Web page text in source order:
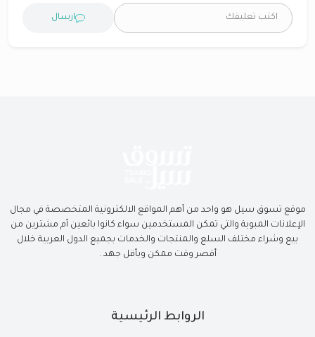
ارسال
موقع تسوق سيل هو واحد من أهم المواقع الالكترونية المتخصصة في مجال
الإعلانات المبوبة والتي تمكن المستخدمين سواء كانوا بائعين أم مشترين من
بيع وشراء مختلف السلع والمنتجات والخدمات بجميع الدول العربية خلال
أقصر وقت ممكن وبأقل جهد .
الروابط الرئيسية